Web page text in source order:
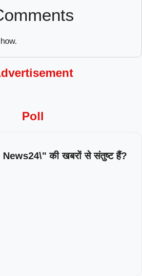
Poll
की खबरों से संतुष्ट हैं?